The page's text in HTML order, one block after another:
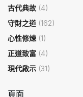
古代典故 (4)
守財之道 (162)
心性修煉 (1)
正道致富 (4)
現代啟示 (31)
頁面